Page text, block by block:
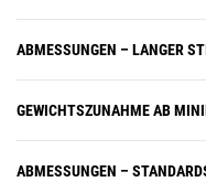
ABMESSUNGEN – LANGER
GEWICHTSZUNAHME AB
ABMESSUNGEN –